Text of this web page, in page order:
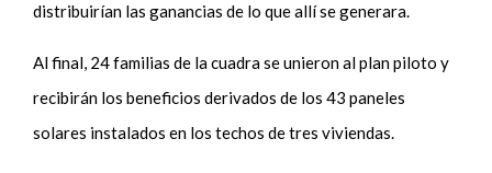
distribuirían las ganancias de lo que allí se generara.
Al final, 24 familias de la cuadra se unieron al plan piloto y
recibirán los beneficios derivados de los 43 paneles
solares instalados en los techos de tres viviendas.